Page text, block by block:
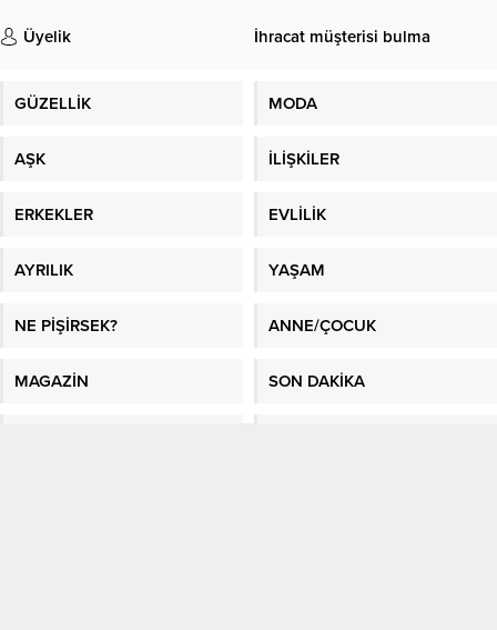
Üyelik İhracat müşterisi bulma
GÜZELLİK MODA
AŞK İLİŞKİLER
ERKEKLER EVLİLİK
AYRILIK YAŞAM
NE PİŞİRSEK? ANNE/ÇOCUK
MAGAZİN SON DAKİKA